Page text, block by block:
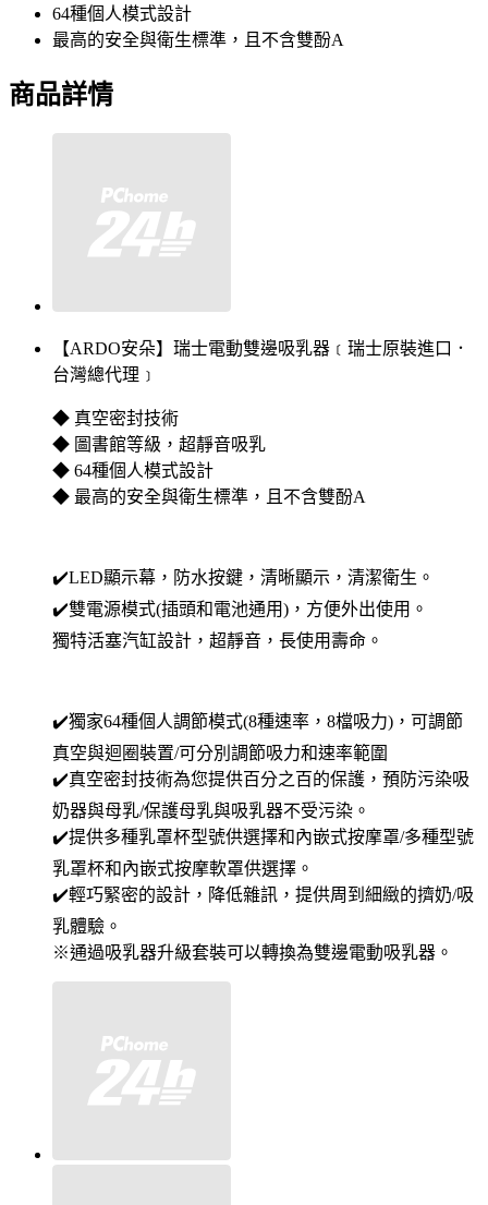
64種個人模式設計
最高的安全與衛生標準，且不含雙酚A
商品詳情
【ARDO安朵】瑞士電動雙邊吸乳器﹝瑞士原裝進口．
台灣總代理﹞
◆ 真空密封技術
◆ 圖書館等級，超靜音吸乳
◆ 64種個人模式設計
◆ 最高的安全與衛生標準，且不含雙酚A
✔️LED顯示幕，防水按鍵，清晰顯示，清潔衛生。
✔️雙電源模式(插頭和電池通用)，方便外出使用。
獨特活塞汽缸設計，超靜音，長使用壽命。
✔️獨家64種個人調節模式(8種速率，8檔吸力)，可調節
真空與迴圈裝置/可分別調節吸力和速率範圍
✔️真空密封技術為您提供百分之百的保護，預防污染吸
奶器與母乳/保護母乳與吸乳器不受污染。
✔️提供多種乳罩杯型號供選擇和內嵌式按摩罩/多種型號
乳罩杯和內嵌式按摩軟罩供選擇。
✔️輕巧緊密的設計，降低雜訊，提供周到細緻的擠奶/吸
乳體驗。
※通過吸乳器升級套裝可以轉換為雙邊電動吸乳器。